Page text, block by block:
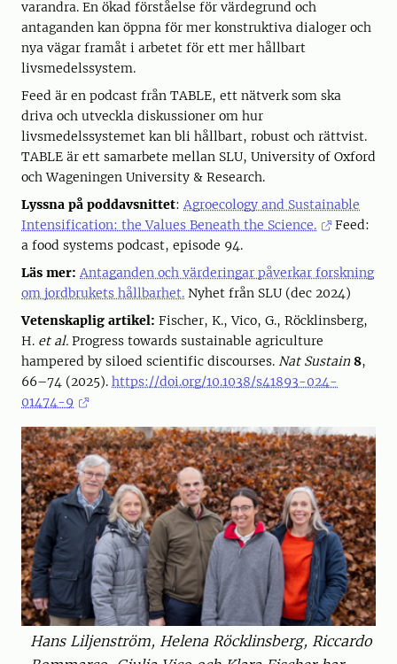
varandra. En ökad förståelse för värdegrund och
antaganden kan öppna för mer konstruktiva dialoger och
nya vägar framåt i arbetet för ett mer hållbart
livsmedelssystem.
Feed är en podcast från TABLE, ett nätverk som ska
driva och utveckla diskussioner om hur
livsmedelssystemet kan bli hållbart, robust och rättvist.
TABLE är ett samarbete mellan SLU, University of Oxford
och Wageningen University & Research.
Lyssna på poddavsnittet: Agroecology and Sustainable
Intensification: the Values Beneath the Science.
Feed:
a food systems podcast, episode 94.
Läs mer: Antaganden och värderingar påverkar forskning
om jordbrukets hållbarhet. Nyhet från SLU (dec 2024)
Vetenskaplig artikel: Fischer, K., Vico, G., Röcklinsberg,
H. et al. Progress towards sustainable agriculture
hampered by siloed scientific discourses. Nat Sustain 8,
66–74 (2025). https://doi.org/10.1038/s41893-024-
01474-9
Hans Liljenström, Helena Röcklinsberg, Riccardo